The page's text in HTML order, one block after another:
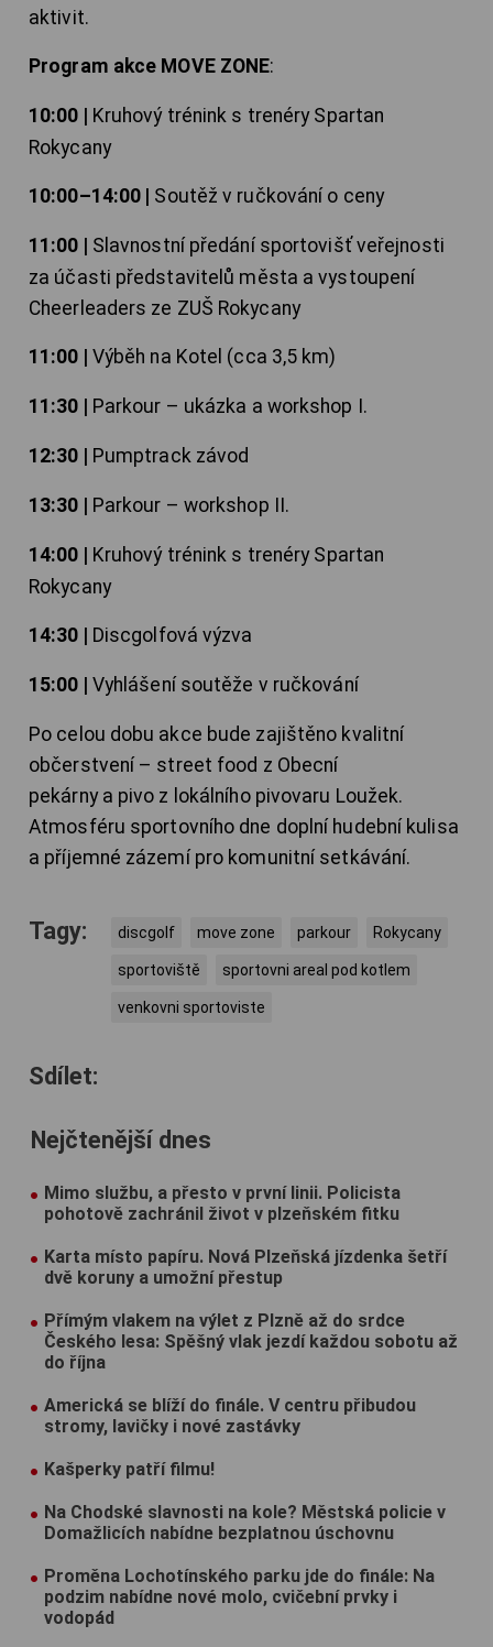
aktivit.
Program akce MOVE ZONE:
10:00 |
Kruhový trénink s trenéry Spartan
Rokycany
10:00–14:00 | Soutěž v ručkování o ceny
11:00 |
Slavnostní předání sportovišť veřejnosti
za účasti představitelů města a vystoupení
Cheerleaders ze ZUŠ Rokycany
11:00 | Výběh na Kotel (cca 3,5 km)
11:30 | Parkour – ukázka a workshop I.
12:30 | Pumptrack závod
13:30 | Parkour – workshop II.
14:00 |
Kruhový trénink s trenéry Spartan
Rokycany
14:30 | Discgolfová výzva
15:00 | Vyhlášení soutěže v ručkování
Po celou dobu akce bude zajištěno kvalitní
občerstvení – street food z Obecní
pekárny a pivo z lokálního pivovaru Loužek.
Atmosféru sportovního dne doplní hudební kulisa
a příjemné zázemí pro komunitní setkávání.
Tagy: discgolf move zone parkour Rokycany
sportoviště sportovni areal pod kotlem
venkovni sportoviste
Sdílet:
Nejčtenější dnes
Mimo službu, a přesto v první linii. Policista
pohotově zachránil život v plzeňském fitku
Karta místo papíru. Nová Plzeňská jízdenka šetří
dvě koruny a umožní přestup
Přímým vlakem na výlet z Plzně až do srdce
Českého lesa: Spěšný vlak jezdí každou sobotu až
do října
Americká se blíží do finále. V centru přibudou
stromy, lavičky i nové zastávky
Kašperky patří filmu!
Na Chodské slavnosti na kole? Městská policie v
Domažlicích nabídne bezplatnou úschovnu
Proměna Lochotínského parku jde do finále: Na
podzim nabídne nové molo, cvičební prvky i
vodopád